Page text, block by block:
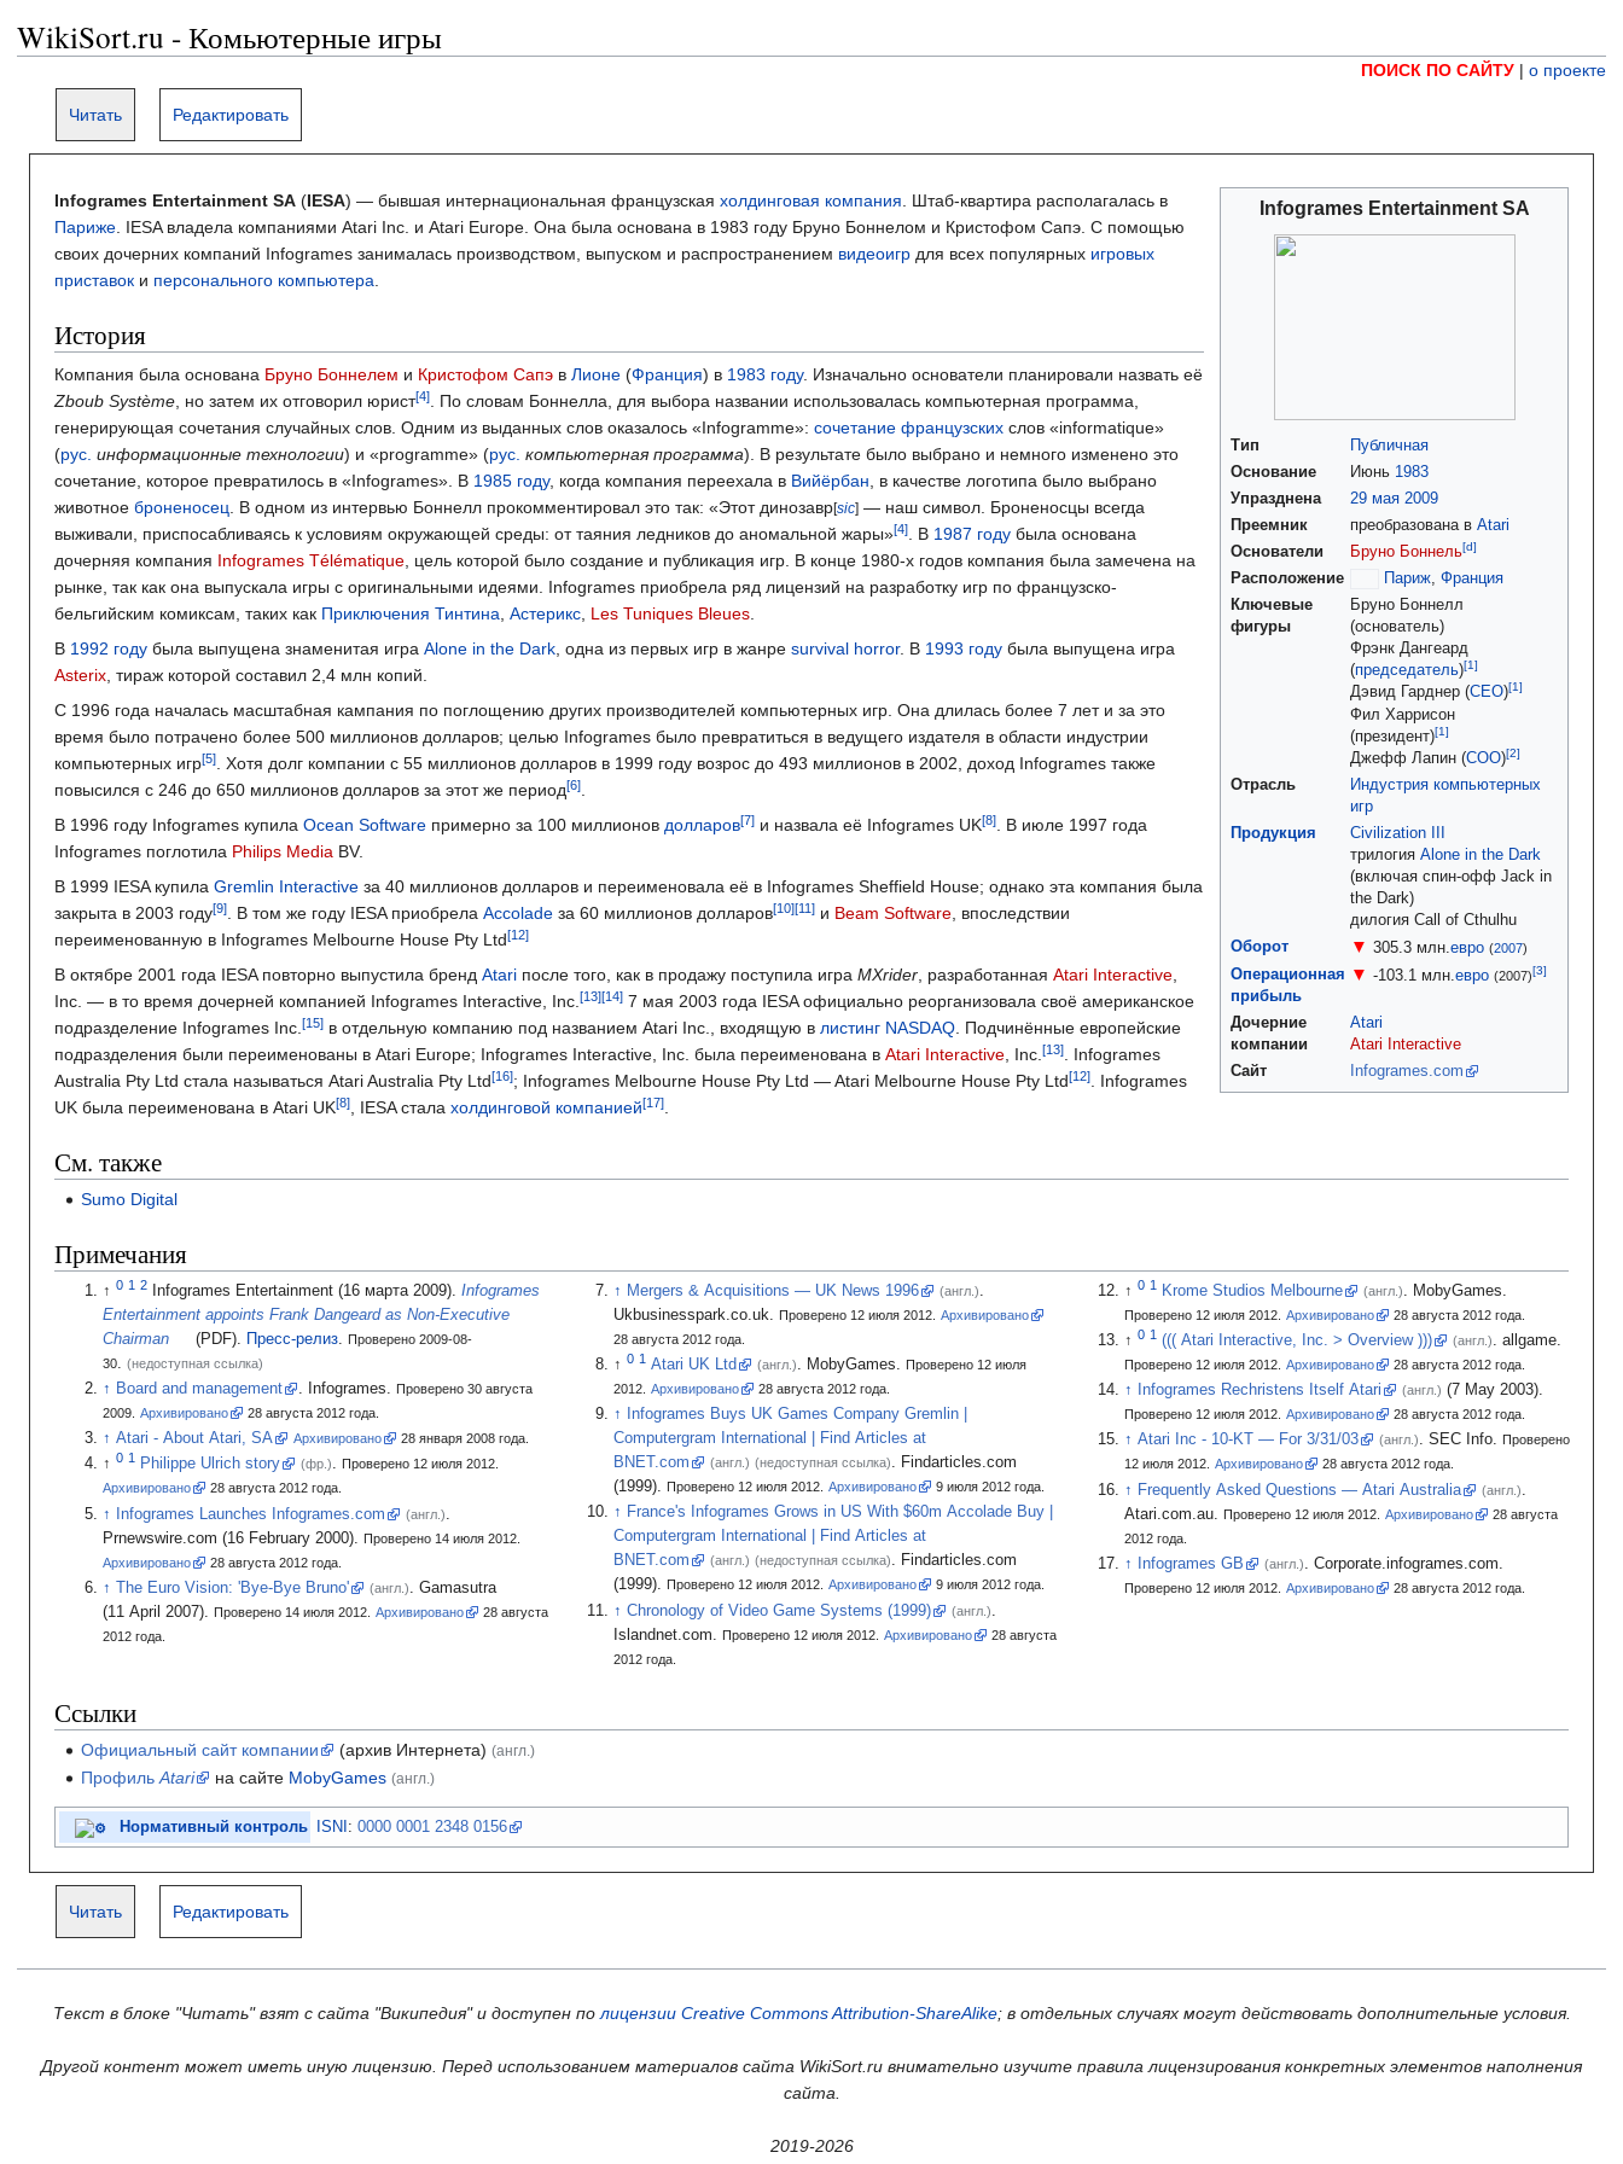
WikiSort.ru - Комьютерные игры
ПОИСК ПО САЙТУ | о проекте
Читать Редактировать
Infogrames Entertainment SA
Тип
Публичная
Основание
Июнь 1983
Упразднена
29 мая 2009
Преемник
преобразована в Atari
Основатели
Бруно Боннель[d]
Расположение Париж, Франция
Ключевые
фигуры
Бруно Боннелл
(основатель)
Фрэнк Дангеард
(председатель)
Дэвид Гарднер (СЕО)
Фил Харрисон
(президент)
Джефф Лапин (СОО)
Отрасль
Индустрия компьютерных
игр
Продукция
Civilization III
трилогия Alone in the Dark
(включая спин-офф Jack in
the Dark)
дилогия Call of Cthulhu
Оборот
▼ 305.3 млн.евро (2007)
Операционная
прибыль
▼ -103.1 млн.евро (2007)
Дочерние
компании
Atari
Atari Interactive
Сайт
Infogrames.com
Infogrames Entertainment SA (IESA) — бывшая интернациональная французская холдинговая компания . Штаб-квартира располагалась в
Париже . IESA владела компаниями Atari Inc. и Atari Europe. Она была основана в 1983 году Бруно Боннелом и Кристофом Сапэ. С помощью
своих дочерних компаний Infogrames занималась производством, выпуском и распространением видеоигр для всех популярных игровых
приставок и персонального компьютера
История
Компания была основана Бруно Боннелем и Кристофом Сапэ в Лионе (Франция) в 1983 году. Изначально основатели планировали назвать её
Zboub Système , но затем их отговорил юрист
. По словам Боннелла, для выбора названии использовалась компьютерная программа,
генерирующая сочетания случайных слов. Одним из выданных слов оказалось «Infogramme»: сочетание французских слов «informatique»
(рус. информационные технологии) и «programme» (рус. компьютерная программа). В результате было выбрано и немного изменено это
сочетание, которое превратилось в «Infogrames». В 1985 году, когда компания переехала в Вийёрбан , в качестве логотипа было выбрано
животное броненосец . В одном из интервью Боннелл прокомментировал это так: «Этот динозавр[sic] — наш символ. Броненосцы всегда
выживали, приспосабливаясь к условиям окружающей среды: от таяния ледников до аномальной жары»
. В 1987 году была основана
дочерняя компания Infogrames Télématique , цель которой было создание и публикация игр. В конце 1980-х годов компания была замечена на
рынке, так как она выпускала игры с оригинальными идеями. Infogrames приобрела ряд лицензий на разработку игр по французско-
бельгийским комиксам, таких как Приключения Тинтина Астерикс Les Tuniques Bleues
В 1992 году была выпущена знаменитая игра Alone in the Dark , одна из первых игр в жанре survival horror. В 1993 году была выпущена игра
Asterix , тираж которой составил 2,4 млн копий.
С 1996 года началась масштабная кампания по поглощению других производителей компьютерных игр. Она длилась более 7 лет и за это
время было потрачено более 500 миллионов долларов; целью Infogrames было превратиться в ведущего издателя в области индустрии
компьютерных игр
. Хотя долг компании с 55 миллионов долларов в 1999 году возрос до 493 миллионов в 2002, доход Infogrames также
повысился с 246 до 650 миллионов долларов за этот же период
В 1996 году Infogrames купила Ocean Software примерно за 100 миллионов долларов и назвала её Infogrames UK
. В июле 1997 года
Infogrames поглотила Philips Media BV.
В 1999 IESA купила Gremlin Interactive за 40 миллионов долларов и переименовала её в Infogrames Sheffield House; однако эта компания была
закрыта в 2003 году
. В том же году IESA приобрела Accolade за 60 миллионов долларов и Beam Software , впоследствии
переименованную в Infogrames Melbourne House Pty Ltd
В октябре 2001 года IESA повторно выпустила бренд Atari после того, как в продажу поступила игра MXrider , разработанная Atari Interactive
Inc. — в то время дочерней компанией Infogrames Interactive, Inc.
7 мая 2003 года IESA официально реорганизовала своё американское
подразделение Infogrames Inc.
в отдельную компанию под названием Atari Inc., входящую в листинг NASDAQ . Подчинённые европейские
подразделения были переименованы в Atari Europe; Infogrames Interactive, Inc. была переименована в Atari Interactive , Inc.
. Infogrames
Australia Pty Ltd стала называться Atari Australia Pty Ltd
; Infogrames Melbourne House Pty Ltd — Atari Melbourne House Pty Ltd
. Infogrames
UK была переименована в Atari UK
, IESA стала холдинговой компанией
См. также
Sumo Digital
Примечания
Infogrames Entertainment (16 марта 2009). Infogrames
Entertainment appoints Frank Dangeard as Non-Executive
Chairman
(PDF). Пресс-релиз .Проверено 2009-08-
30
(недоступная ссылка)
Board and management . Infogrames. Проверено 30 августа
2009.
Архивировано 28 августа 2012 года.
Atari - About Atari, SA Архивировано 28 января 2008 года.
Philippe Ulrich story (фр.). Проверено 12 июля 2012.
Архивировано
28 августа 2012 года.
Infogrames Launches Infogrames.com (англ.)
Prnewswire.com (16 February 2000).
Проверено 14 июля 2012.
Архивировано
28 августа 2012 года.
The Euro Vision: 'Bye-Bye Bruno' (англ.). Gamasutra
(11 April 2007). Проверено 14 июля 2012. Архивировано 28 августа
2012 года.
Mergers & Acquisitions — UK News 1996 (англ.)
Ukbusinesspark.co.uk.
Проверено 12 июля 2012. Архивировано
28 августа 2012 года.
Atari UK Ltd (англ.). MobyGames. Проверено 12 июля
2012. Архивировано 28 августа 2012 года.
Infogrames Buys UK Games Company Gremlin
Computergram International
Find Articles at
BNET.com
(англ.) (недоступная ссылка). Findarticles.com
(1999). Проверено 12 июля 2012. Архивировано 9 июля 2012 года.
France's Infogrames Grows in US With $60m Accolade Buy
Computergram International
Find Articles at
BNET.com
(англ.) (недоступная ссылка). Findarticles.com
(1999). Проверено 12 июля 2012. Архивировано 9 июля 2012 года.
Chronology of Video Game Systems (1999) (англ.)
Islandnet.com.
Проверено 12 июля 2012. Архивировано 28 августа
2012 года.
Krome Studios Melbourne (англ.) MobyGames.
Проверено 12 июля 2012. Архивировано 28 августа 2012 года.
((( Atari Interactive, Inc. > Overview ))) (англ.). allgame.
Проверено 12 июля 2012. Архивировано 28 августа 2012 года.
Infogrames Rechristens Itself Atari (англ.) (7 May 2003).
Проверено 12 июля 2012. Архивировано 28 августа 2012 года.
Atari Inc - 10-KT — For 3/31/03 (англ.). SEC Info. Проверено
12 июля 2012. Архивировано 28 августа 2012 года.
Frequently Asked Questions — Atari Australia (англ.)
Atari.com.au.
Проверено 12 июля 2012. Архивировано 28 августа
2012 года.
Infogrames GB (англ.). Corporate.infogrames.com.
Проверено 12 июля 2012. Архивировано 28 августа 2012 года.
Ссылки
Официальный сайт компании (архив Интернета) (англ.)
ПрофильAtari на сайте MobyGames (англ.)
Нормативный контроль ISNI : 0000 0001 2348 0156
Читать Редактировать
Текст в блоке "Читать" взят с сайта "Википедия" и доступен по лицензии Creative Commons Attribution-ShareAlike; в отдельных случаях могут действовать дополнительные условия.
Другой контент может иметь иную лицензию. Перед использованием материалов сайта WikiSort.ru внимательно изучите правила лицензирования конкретных элементов наполнения
сайта.
2019-2026